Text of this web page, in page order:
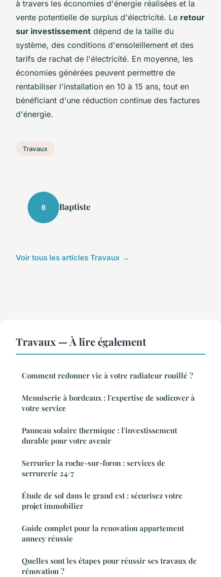
à travers les économies d'énergie réalisées et la
vente potentielle de surplus d'électricité. Le retour
sur investissement dépend de la taille du
système, des conditions d'ensoleillement et des
tarifs de rachat de l'électricité. En moyenne, les
économies générées peuvent permettre de
rentabiliser l'installation en 10 à 15 ans, tout en
bénéficiant d'une réduction continue des factures
d'énergie.
Travaux
B Baptiste
Voir tous les articles Travaux →
Travaux — À lire également
Comment redonner vie à votre radiateur rouillé ?
Menuiserie à bordeaux : l'expertise de sodicover à
votre service
Panneau solaire thermique : l'investissement
durable pour votre avenir
Serrurier la roche-sur-foron : services de
serrurerie 24/7
Étude de sol dans le grand est : sécurisez votre
projet immobilier
Guide complet pour la renovation appartement
annecy réussie
Quelles sont les étapes pour réussir ses travaux de
rénovation ?